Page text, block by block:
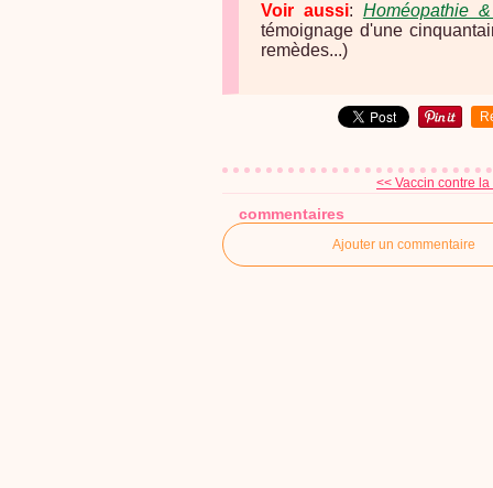
Voir aussi: Homéopathie
témoignage d'une
remèdes...)
<< Vaccin contre
commentaires
Ajouter un commentaire